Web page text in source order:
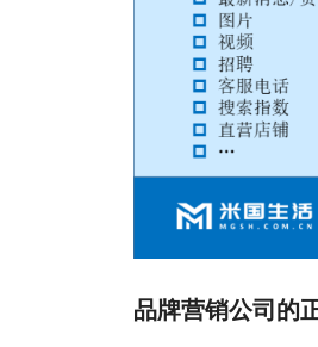
品牌营销公司的